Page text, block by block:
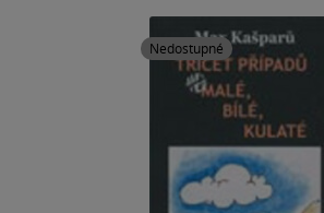
Nedostupné